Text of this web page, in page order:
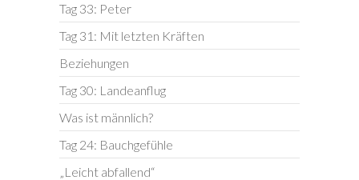
Tag 33: Peter
Tag 31: Mit letzten Kräften
Beziehungen
Tag 30: Landeanflug
Was ist männlich?
Tag 24: Bauchgefühle
„Leicht abfallend“